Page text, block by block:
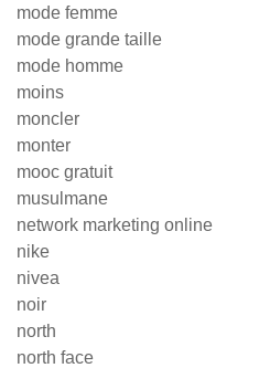
mode femme
mode grande taille
mode homme
moins
moncler
monter
mooc gratuit
musulmane
network marketing online
nike
nivea
noir
north
north face